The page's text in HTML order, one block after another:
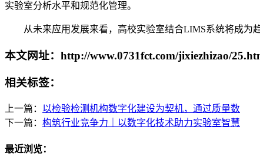
实验室分析水平和规范化管理。
从未来应用发展来看，高校实验室结合LIMS系统将成为趋
本文网址：http://www.0731fct.com/jixiezhizao/
相关标签：
上一篇： 以检验检测机构数字化建设为契机，通过质量数
下一篇： 构筑行业竞争力｜以数字化技术助力实验室智慧
最近浏览：